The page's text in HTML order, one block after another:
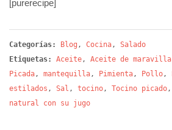
[purerecipe]
Categorías: Blog , Cocina, Salado
Etiquetas:
Aceite, Aceite de maravilla
Picada, mantequilla, Pimienta, Pollo,
estilados , Sal , tocino, Tocino picado,
natural con su jugo